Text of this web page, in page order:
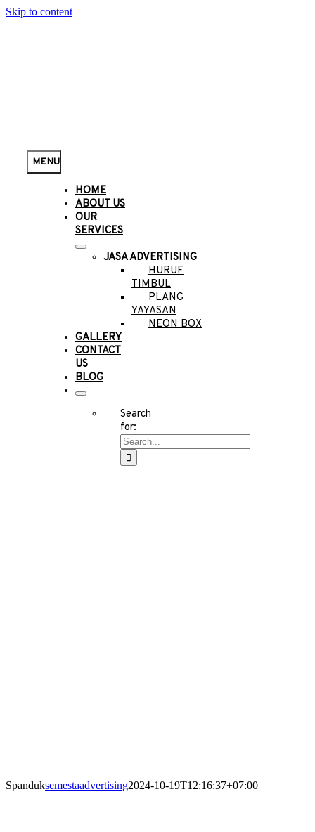
Skip to content
MENU
HOME
ABOUT US
OUR
SERVICES
JASA ADVERTISING
HURUF
TIMBUL
PLANG
YAYASAN
NEON BOX
GALLERY
CONTACT
US
BLOG
Search
for:
Spanduksemestaadvertising2024-10-19T12:16:37+07:00